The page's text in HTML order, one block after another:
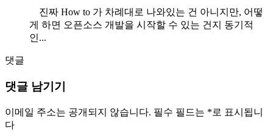
진짜 How to 가 차례대로 나와있는 건 아니지만, 어떻
게 하면 오픈소스 개발을 시작할 수 있는 건지 동기적
인...
댓글
댓글 남기기
이메일 주소는 공개되지 않습니다. 필수 필드는 *로 표시됩니
다